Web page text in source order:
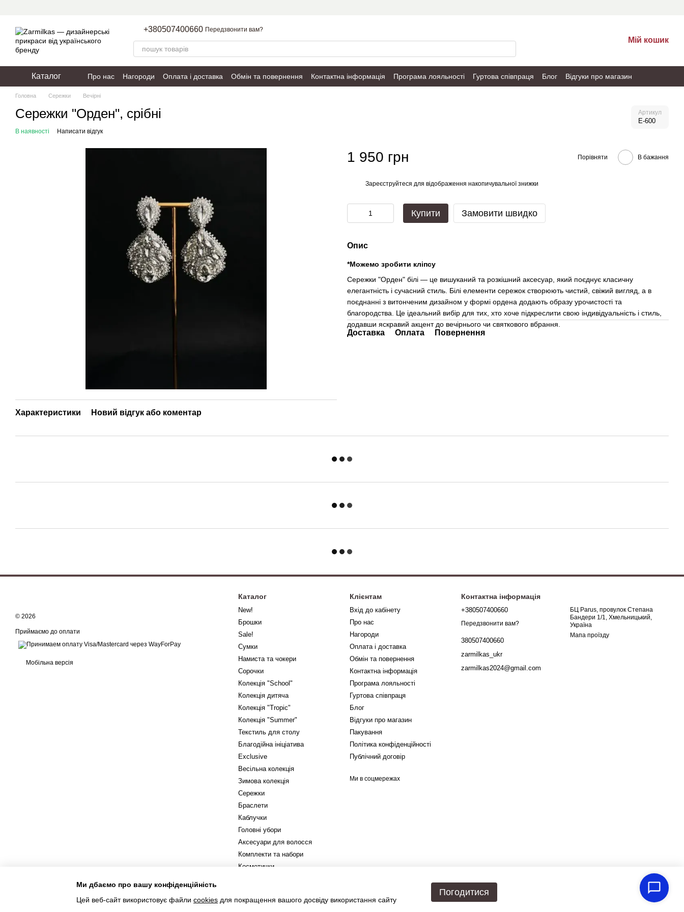
+380507400660 Передзвонити вам?
Мій кошик
Каталог Про нас Нагороди Оплата і доставка Обмін та повернення Контактна інформація Програма лояльності Гуртова співпраця Блог
Відгуки про магазин
Пакування
Політика конфіденційності Публічний договір
Головна Сережки Вечірні
Сережки "Орден", срібні Артикул
E-600
В наявності Написати відгук
Характеристики Новий відгук або коментар
1 950 грн Порівняти В бажання
Зареєструйтеся для відображення накопичувальної знижки
Купити Замовити швидко
Опис
*Можемо зробити кліпсу
Сережки "Орден" білі — це вишуканий та розкішний аксесуар, який поєднує класичну
елегантність і сучасний стиль. Білі елементи сережок створюють чистий, свіжий вигляд, а в
поєднанні з витонченим дизайном у формі ордена додають образу урочистості та
благородства. Це ідеальний вибір для тих, хто хоче підкреслити свою індивідуальність і стиль,
додавши яскравий акцент до вечірнього чи святкового вбрання.
Доставка Оплата Повернення
© 2026
Приймаємо до оплати
Мобільна версія
Інтернет-магазин створений з Хорошоп
Каталог
New!
Брошки
Sale!
Сумки
Намиста та чокери
Сорочки
Колекція "School"
Колекція дитяча
Колекція "Tropic"
Колекція "Summer"
Текстиль для столу
Благодійна ініціатива
Exclusive
Весільна колекція
Зимова колекція
Сережки
Браслети
Каблучки
Головні убори
Аксесуари для волосся
Комплекти та набори
Косметички
Клієнтам
Вхід до кабінету
Про нас
Нагороди
Оплата і доставка
Обмін та повернення
Контактна інформація
Програма лояльності
Гуртова співпраця
Блог
Відгуки про магазин
Пакування
Політика конфіденційності
Публічний договір
Ми в соцмережах
Контактна інформація
+380507400660
Передзвонити вам?
380507400660
zarmilkas_ukr
zarmilkas2024@gmail.com
БЦ Parus, провулок Степана
Бандери 1/1, Хмельницький,
Україна
Мапа проїзду
Ми дбаємо про вашу конфіденційність
Цей веб-сайт використовує файли cookies для покращення вашого досвіду використання сайту
Погодитися